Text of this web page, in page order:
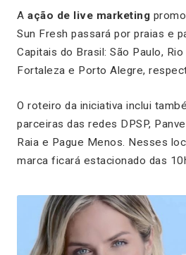
A ação de live marketing
Sun Fresh passará por praias e
Capitais do Brasil: São Paulo,
Fortaleza e Porto Alegre,
O roteiro da iniciativa inclui
parceiras das redes DPSP,
Raia e Pague Menos. Nesses
marca ficará estacionado das